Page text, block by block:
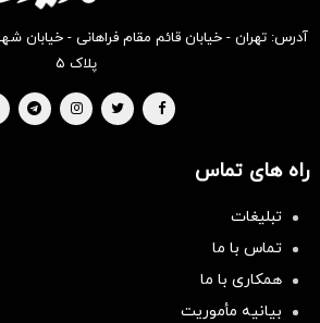
آدرس: تهران - خیابان قائم مقام فراهانی -
پلاک ۵
راه های تماس
تبلیغات
تماس با ما
همکاری با ما
بیانیه مأموریت